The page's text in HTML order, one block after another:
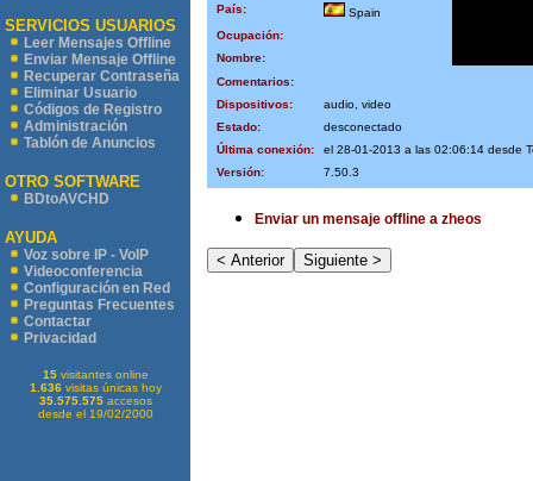
SERVICIOS USUARIOS
Leer Mensajes Offline
Enviar Mensaje Offline
Recuperar Contraseña
Eliminar Usuario
Códigos de Registro
Administración
Tablón de Anuncios
OTRO SOFTWARE
BDtoAVCHD
AYUDA
Voz sobre IP - VoIP
Videoconferencia
Configuración en Red
Preguntas Frecuentes
Contactar
Privacidad
15visitantes online
1.636visitas únicas hoy
35.575.575accesos
desde el 19/02/2000
País:
Spain
Ocupación:
Nombre:
Comentarios:
Dispositivos:
audio, video
Estado:
desconectado
Última conexión:
el 28-01-2013 a las 02:06:14 desde
Versión:
7.50.3
Enviar un mensaje offline a zheos